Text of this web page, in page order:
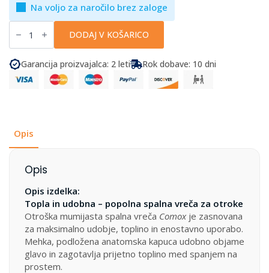
Na voljo za naročilo brez zaloge
High
Peak
Otroška
spalna
vreča
Comox
DODAJ V KOŠARICO
Garancija proizvajalca: 2 leti Rok dobave: 10 dni
Opis
Opis
Opis izdelka:
Topla in udobna – popolna spalna vreča za otroke
Otroška mumijasta spalna vreča Comoxje zasnovana
za maksimalno udobje, toplino in enostavno uporabo.
Mehka, podložena anatomska kapuca udobno objame
glavo in zagotavlja prijetno toplino med spanjem na
prostem.